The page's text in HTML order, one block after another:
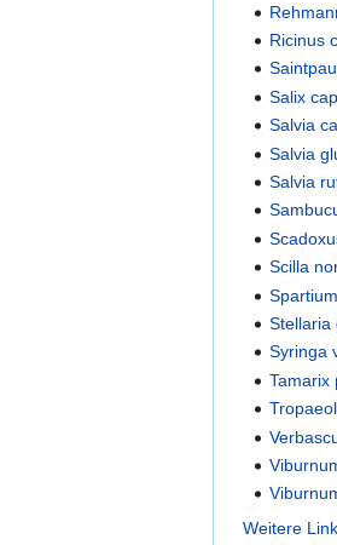
Ricinus
Salix
Salvia
Salvia
Salvia
Scilla
Stellaria
Syringa
Tamarix
Weitere